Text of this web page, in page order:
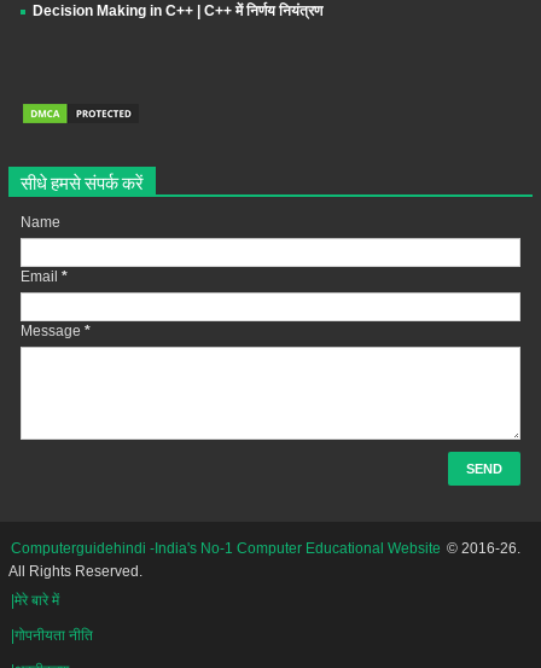
Decision Making in C++ | C++ में निर्णय नियंत्रण
सीधे हमसे संपर्क करें
Name
Email *
Message *
Computerguidehindi -India's No-1 Computer Educational Website © 2016-26.
All Rights Reserved.
|मेरे बारे में
|गोपनीयता नीति